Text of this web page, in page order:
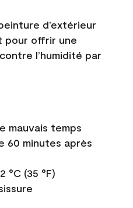
d’extérieur
pour offrir une
l’humidité par
mauvais temps
60 minutes après
°C (35 °F)